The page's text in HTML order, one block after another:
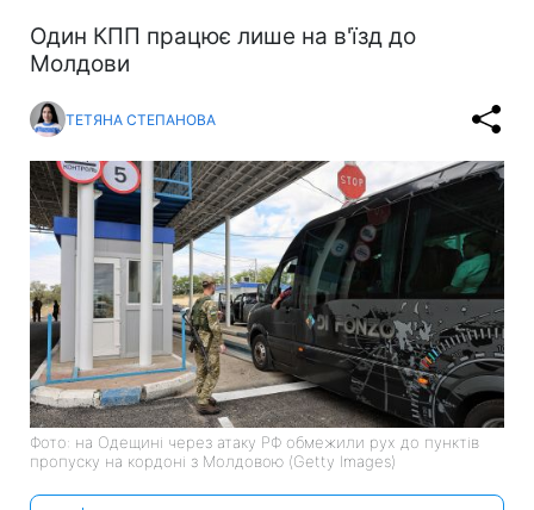
Один КПП працює лише на в'їзд до
Молдови
ТЕТЯНА СТЕПАНОВА
Фото: на Одещині через атаку РФ обмежили рух до пунктів
пропуску на кордоні з Молдовою (Getty Images)